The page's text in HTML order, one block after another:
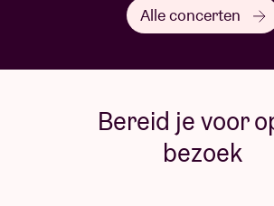
Alle concerten
Bereid je voor
bezoek